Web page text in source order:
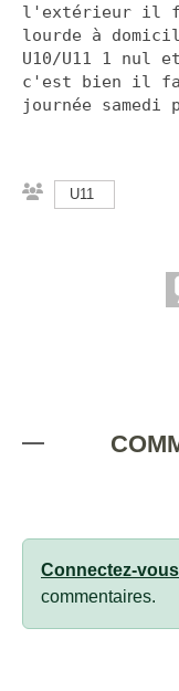
l'extérieur il
lourde à
U10/U11 1
c'est bien il
journée samedi
U11
Connectez-vous
commentaires.